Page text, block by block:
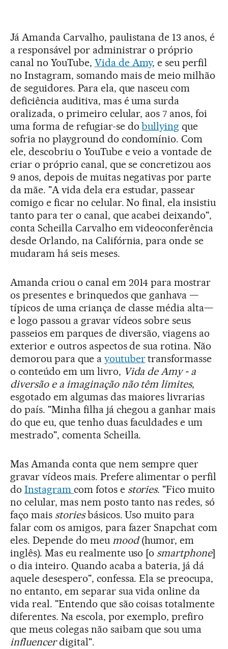
Já Amanda Carvalho, paulistana de 13 anos, é
a responsável por administrar o próprio
canal no YouTube, Vida de Amy, e seu perfil
no Instagram, somando mais de meio milhão
de seguidores. Para ela, que nasceu com
deficiência auditiva, mas é uma surda
oralizada, o primeiro celular, aos 7 anos, foi
uma forma de refugiar-se dobullying que
sofria no playground do condomínio. Com
ele, descobriu o YouTube e veio a vontade de
criar o próprio canal, que se concretizou aos
9 anos, depois de muitas negativas por parte
da mãe. "A vida dela era estudar, passear
comigo e ficar no celular. No final, ela insistiu
tanto para ter o canal, que acabei deixando",
conta Scheilla Carvalho em videoconferência
desde Orlando, na Califórnia, para onde se
mudaram há seis meses.
Amanda criou o canal em 2014 para mostrar
os presentes e brinquedos que ganhava —
típicos de uma criança de classe média alta—
e logo passou a gravar vídeos sobre seus
passeios em parques de diversão, viagens ao
exterior e outros aspectos de sua rotina. Não
demorou para que a youtubertransformasse
o conteúdo em um livro, Vida de Amy - a
diversão e a imaginação não têm limites,
esgotado em algumas das maiores livrarias
do país. "Minha filha já chegou a ganhar mais
do que eu, que tenho duas faculdades e um
mestrado", comenta Scheilla.
Mas Amanda conta que nem sempre quer
gravar vídeos mais. Prefere alimentar o perfil
do Instagram com fotos e stories. "Fico muito
no celular, mas nem posto tanto nas redes, só
faço mais storiesbásicos. Uso muito para
falar com os amigos, para fazer Snapchat com
eles. Depende do meu mood(humor, em
inglês). Mas eu realmente uso [o smartphone]
o dia inteiro. Quando acaba a bateria, já dá
aquele desespero", confessa. Ela se preocupa,
no entanto, em separar sua vida online da
vida real. "Entendo que são coisas totalmente
diferentes. Na escola, por exemplo, prefiro
que meus colegas não saibam que sou uma
influencerdigital".